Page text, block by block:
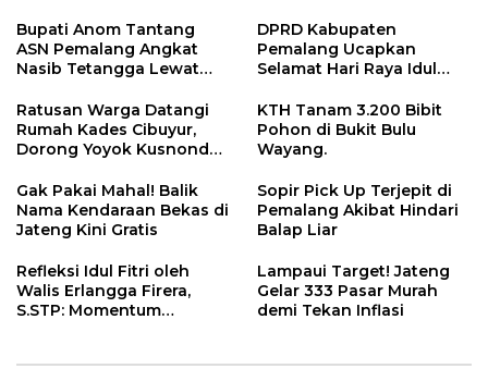
Sebagai Ketua
Ramaikan Acara
Bupati Anom Tantang
ASN Pemalang Angkat
Nasib Tetangga Lewat
DPRD Kabupaten
Pemalang Ucapkan
Selamat Hari Raya Idul
Ratusan Warga Datangi
Rumah Kades Cibuyur,
Dorong Yoyok Kusnondo
KTH Tanam 3.200 Bibit
Pohon di Bukit Bulu
Wayang.
Gak Pakai Mahal! Balik
Nama Kendaraan Bekas di
Jateng Kini Gratis
Sopir Pick Up Terjepit di
Pemalang Akibat Hindari
Balap Liar
Refleksi Idul Fitri oleh
Walis Erlangga Firera,
S.STP: Momentum
Lampaui Target! Jateng
Gelar 333 Pasar Murah
demi Tekan Inflasi